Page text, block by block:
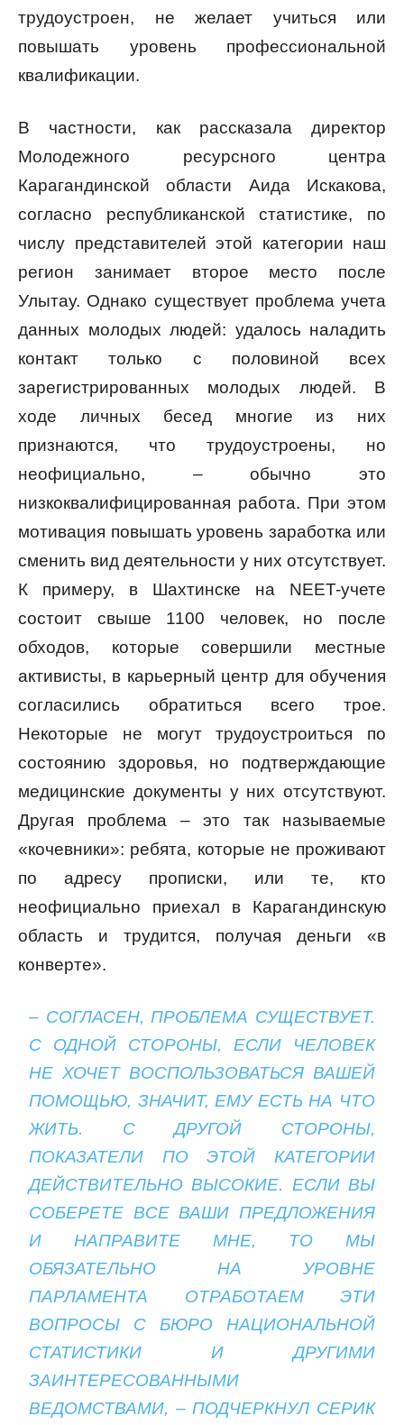
трудоустроен, не желает учиться или
повышать уровень профессиональной
квалификации.
В частности, как рассказала директор
Молодежного ресурсного центра
Карагандинской области Аида Искакова,
согласно республиканской статистике, по
числу представителей этой категории наш
регион занимает второе место после
Улытау. Однако существует проблема учета
данных молодых людей: удалось наладить
контакт только с половиной всех
зарегистрированных молодых людей. В
ходе личных бесед многие из них
признаются, что трудоустроены, но
неофициально, – обычно это
низкоквалифицированная работа. При этом
мотивация повышать уровень заработка или
сменить вид деятельности у них отсутствует.
К примеру, в Шахтинске на NEET-учете
состоит свыше 1100 человек, но после
обходов, которые совершили местные
активисты, в карьерный центр для обучения
согласились обратиться всего трое.
Некоторые не могут трудоустроиться по
состоянию здоровья, но подтверждающие
медицинские документы у них отсутствуют.
Другая проблема – это так называемые
«кочевники»: ребята, которые не проживают
по адресу прописки, или те, кто
неофициально приехал в Карагандинскую
область и трудится, получая деньги «в
конверте».
– СОГЛАСЕН, ПРОБЛЕМА СУЩЕСТВУЕТ.
С ОДНОЙ СТОРОНЫ, ЕСЛИ ЧЕЛОВЕК
НЕ ХОЧЕТ ВОСПОЛЬЗОВАТЬСЯ ВАШЕЙ
ПОМОЩЬЮ, ЗНАЧИТ, ЕМУ ЕСТЬ НА ЧТО
ЖИТЬ. С ДРУГОЙ СТОРОНЫ,
ПОКАЗАТЕЛИ ПО ЭТОЙ КАТЕГОРИИ
ДЕЙСТВИТЕЛЬНО ВЫСОКИЕ. ЕСЛИ ВЫ
СОБЕРЕТЕ ВСЕ ВАШИ ПРЕДЛОЖЕНИЯ
И НАПРАВИТЕ МНЕ, ТО МЫ
ОБЯЗАТЕЛЬНО НА УРОВНЕ
ПАРЛАМЕНТА ОТРАБОТАЕМ ЭТИ
ВОПРОСЫ С БЮРО НАЦИОНАЛЬНОЙ
СТАТИСТИКИ И ДРУГИМИ
ЗАИНТЕРЕСОВАННЫМИ
ВЕДОМСТВАМИ, – ПОДЧЕРКНУЛ СЕРИК